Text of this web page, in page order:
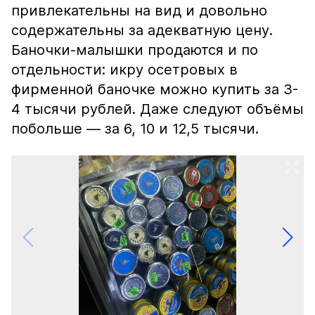
привлекательны на вид и довольно
содержательны за адекватную цену.
Баночки-малышки продаются и по
отдельности: икру осетровых в
фирменной баночке можно купить за 3-
4 тысячи рублей. Даже следуют объёмы
побольше — за 6, 10 и 12,5 тысячи.